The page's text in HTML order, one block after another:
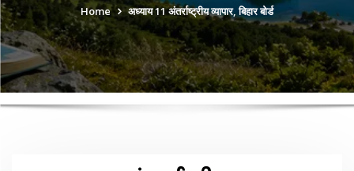
Home अध्याय 11 अंतर्राष्ट्रीय व्यापार, बिहार बोर्ड